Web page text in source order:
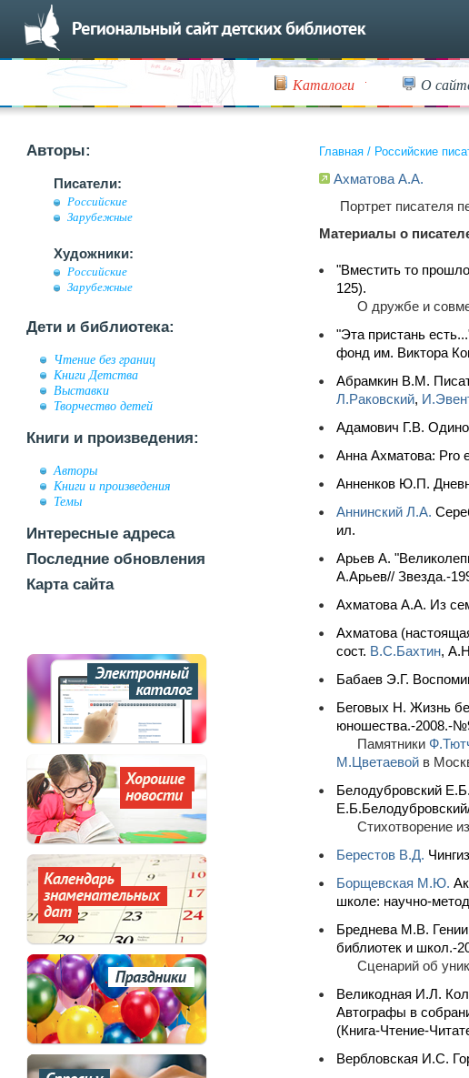
Каталоги О
Авторы:
Писатели:
Российские
Зарубежные
Художники:
Российские
Зарубежные
Дети и библиотека:
Чтение без границ
Книги Детства
Выставки
Творчество детей
Книги и произведения:
Авторы
Книги и произведения
Темы
Интересные адреса
Последние обновления
Карта сайта
Главная / Российские
Ахматова А.А.
Портрет писателя
Материалы о
"Вместить то
125).
О дружбе и
"Эта пристань
фонд им. Виктора
Абрамкин В.М.
Л.Раковский,
Адамович Г.В.
Анна Ахматова: Pro
Анненков Ю.П.
Аннинский Л.А.
ил.
Арьев А.
А.Арьев// Звезда.-
Ахматова А.А. Из
Ахматова
сост. В.C.Бахтин,
Бабаев Э.Г.
Беговых Н. Жизнь
юношества.-2008.-
Памятники
М.Цветаевой в
Белодубровский
Стихотворение
Берестов В.Д.
Борщевская М.Ю.
школе: научно-
Бреднева М.В.
библиотек и школ.-
Сценарий об
Великодная И.Л.
Автографы в
(Книга-Чтение-
Вербловская И.С.